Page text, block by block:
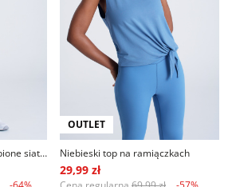
Niebieskie legginsy ozdobione siateczką
OUTLET
Niebieski top na ramiączkach
29,99 zł